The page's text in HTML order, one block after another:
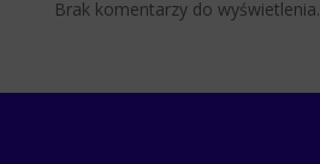
Brak komentarzy do wyświetlenia.